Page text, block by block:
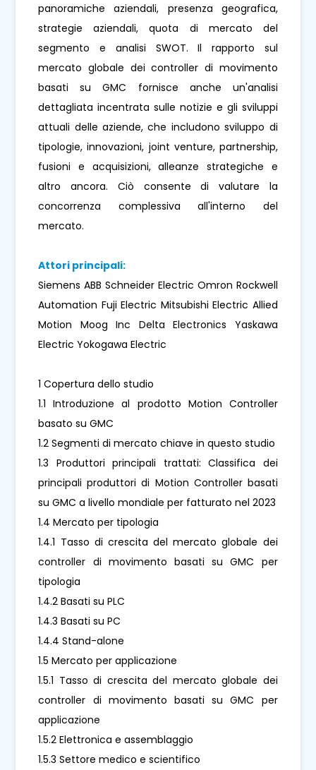
panoramiche aziendali, presenza geografica,
strategie aziendali, quota di mercato del
segmento e analisi SWOT. Il rapporto sul
mercato globale dei controller di movimento
basati su GMC fornisce anche un'analisi
dettagliata incentrata sulle notizie e gli sviluppi
attuali delle aziende, che includono sviluppo di
tipologie, innovazioni, joint venture, partnership,
fusioni e acquisizioni, alleanze strategiche e
altro ancora. Ciò consente di valutare la
concorrenza complessiva all'interno del
mercato.
Attori principali:
Siemens ABB Schneider Electric Omron Rockwell
Automation Fuji Electric Mitsubishi Electric Allied
Motion Moog Inc Delta Electronics Yaskawa
Electric Yokogawa Electric
1 Copertura dello studio
1.1 Introduzione al prodotto Motion Controller
basato su GMC
1.2 Segmenti di mercato chiave in questo studio
1.3 Produttori principali trattati: Classifica dei
principali produttori di Motion Controller basati
su GMC a livello mondiale per fatturato nel 2023
1.4 Mercato per tipologia
1.4.1 Tasso di crescita del mercato globale dei
controller di movimento basati su GMC per
tipologia
1.4.2 Basati su PLC
1.4.3 Basati su PC
1.4.4 Stand-alone
1.5 Mercato per applicazione
1.5.1 Tasso di crescita del mercato globale dei
controller di movimento basati su GMC per
applicazione
1.5.2 Elettronica e assemblaggio
1.5.3 Settore medico e scientifico